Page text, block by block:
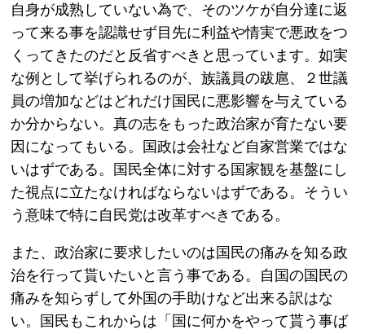
自身が成熟していない為で、そのツケが自分達に返
って来る事を認識せず目先に利益や情実で悪政をつ
くってきたのだと反省すべきと思っています。如実
な例として挙げられるのが、族議員の跋扈、２世議
員の増加などはどれだけ国民に悪影響を与えている
か分からない。真の志をもった政治家が育たない要
因になってもいる。国政は会社など自家営業ではな
いはずである。国民全体に対する国家観を基盤にし
た視点に立たなければならないはずである。そうい
う意味で特に自民党は改革すべきである。
また、政治家に要求したいのは国民の痛みを知る政
治を行って貰いたいと言う事である。自国の国民の
痛みを知らずして外国の手助けなど出来る訳はな
い。国民もこれからは「国に何かをやって貰う事ば